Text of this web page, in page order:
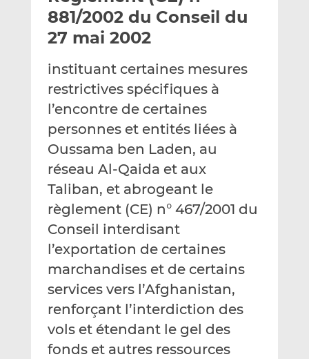
e
r
p
r
e
m
i
l
g
u
r
L
n
k
e
d
n
g
e
u
r
F
a
c
e
b
o
k
881/2002 du Conseil du
27 mai 2002
instituant certaines mesures
restrictives spécifiques à
l’encontre de certaines
personnes et entités liées à
Oussama ben Laden, au
réseau Al-Qaida et aux
Taliban, et abrogeant le
règlement (CE) n° 467/2001 du
Conseil interdisant
l’exportation de certaines
marchandises et de certains
services vers l’Afghanistan,
renforçant l’interdiction des
vols et étendant le gel des
fonds et autres ressources